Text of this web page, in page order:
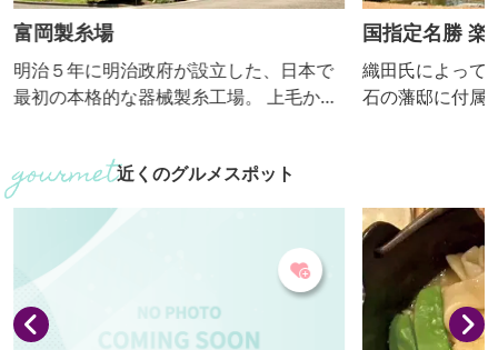
富岡製糸場
明治５年に明治政府が設立した、日本で
最初の本格的な器械製糸工場。 上毛かる
築いた功績から、平成26年には世界文化
遺産に登録されました。 注目は、西洋の
建築技術を取り入れた木骨煉瓦造の建
物。 正門を入るとすぐ見える国宝「東置
繭所」は、ほぼ創業当時のままの姿で保
存されています。 ほかにも、６年に及ぶ
保存整備工事が完了した誕生し...
国指定名勝 楽
織田氏によって
石の藩邸に付属
近くのグルメスポット